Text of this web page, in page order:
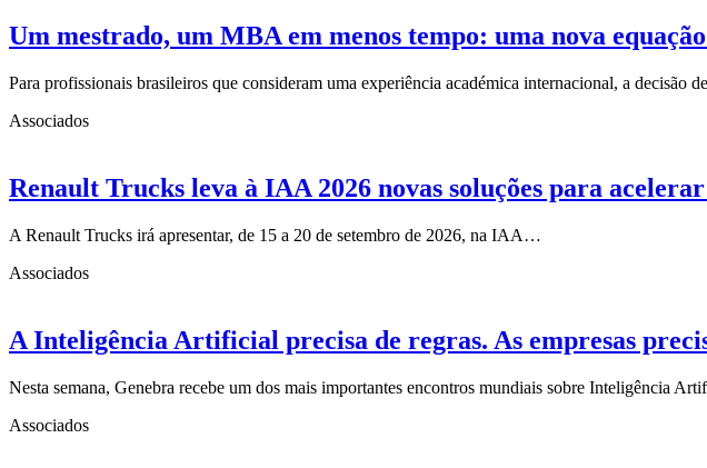
Um mestrado, um MBA em menos tempo: uma nova
Para profissionais brasileiros que consideram uma experiência académica internacional, a
Associados
Renault Trucks leva à IAA 2026 novas soluções para
A Renault Trucks irá apresentar, de 15 a 20 de setembro de 2026, na IAA…
Associados
A Inteligência Artificial precisa de regras. As empresas
Nesta semana, Genebra recebe um dos mais importantes encontros mundiais sobre Inteligência
Associados